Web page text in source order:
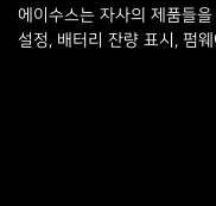
에이수스는 자사의 제품들
설정, 배터리 잔량 표시, 펌